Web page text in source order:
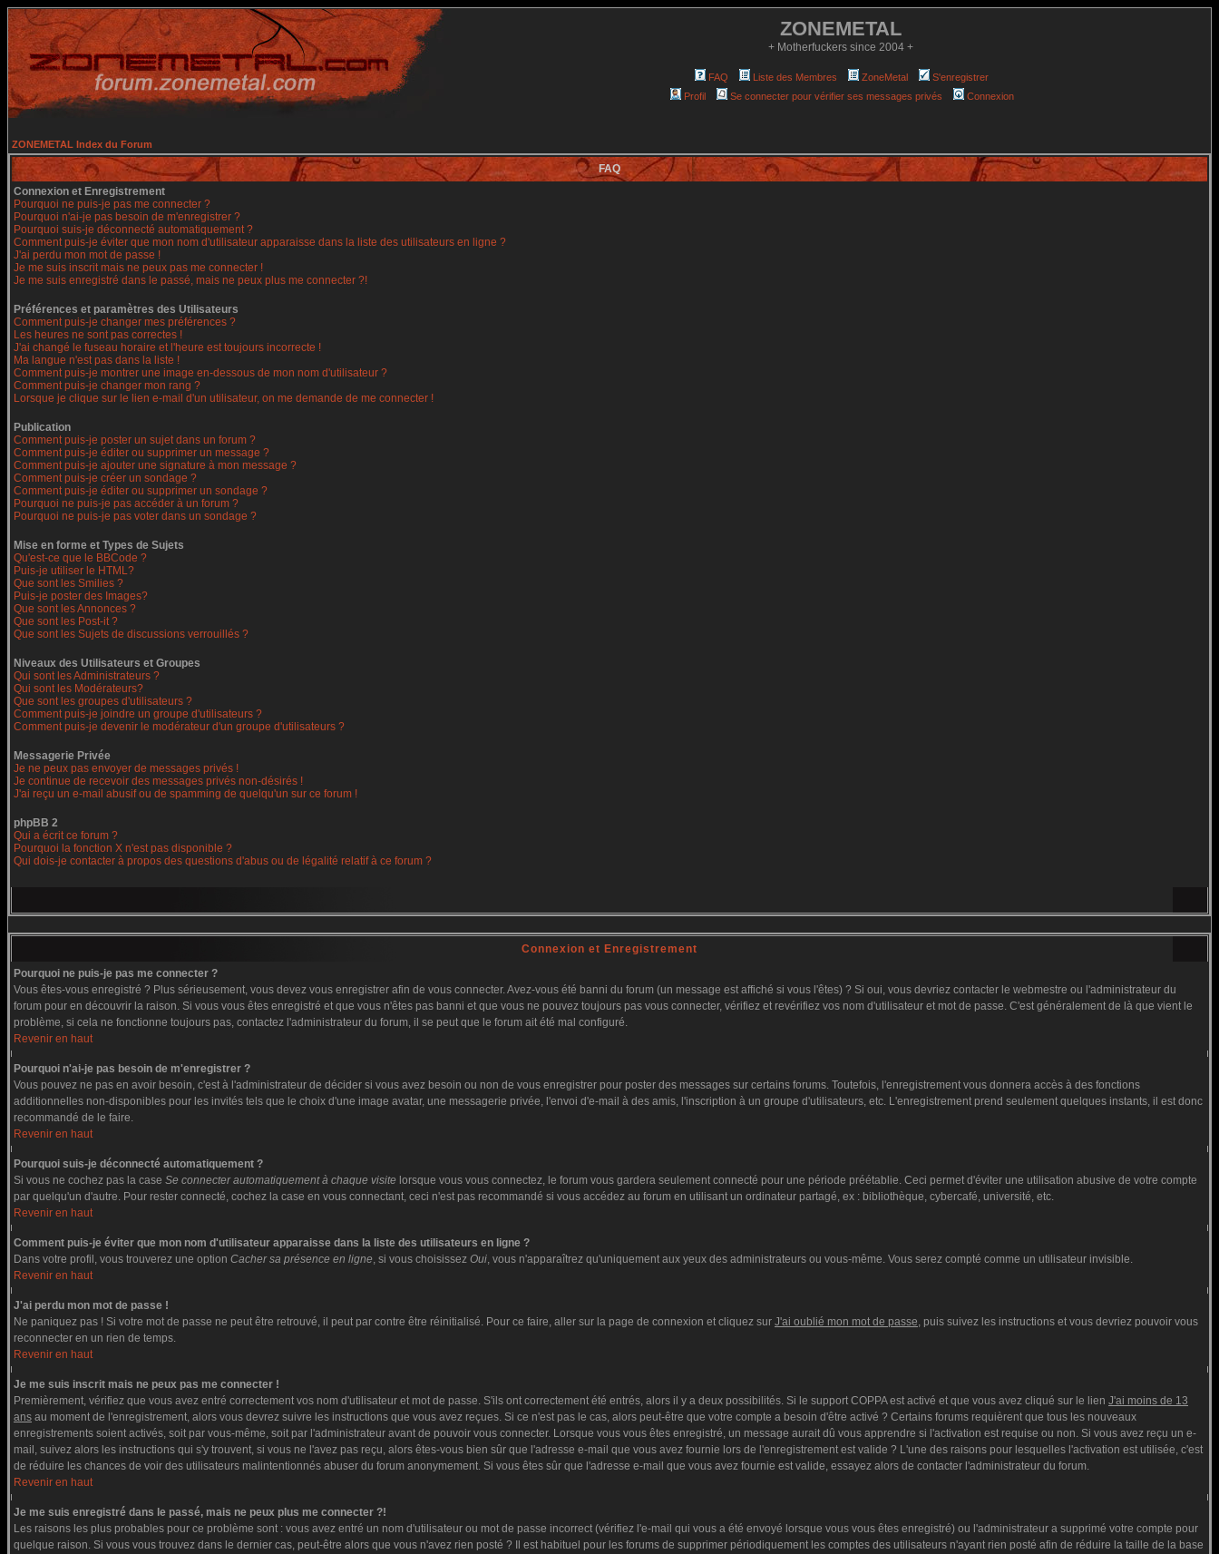
ZONEMETAL
+ Motherfuckers since 2004 +
FAQ Liste des Membres ZoneMetal
S'enregistrer
Profil
Se connecter pour vérifier ses messages privés Connexion
ZONEMETAL Index du Forum
FAQ
Connexion et Enregistrement
Pourquoi ne puis-je pas me connecter ?
Pourquoi n'ai-je pas besoin de m'enregistrer ?
Pourquoi suis-je déconnecté automatiquement ?
Comment puis-je éviter que mon nom d'utilisateur apparaisse dans la liste des utilisateurs en ligne ?
J'ai perdu mon mot de passe !
Je me suis inscrit mais ne peux pas me connecter !
Je me suis enregistré dans le passé, mais ne peux plus me connecter ?!
Préférences et paramètres des Utilisateurs
Comment puis-je changer mes préférences ?
Les heures ne sont pas correctes !
J'ai changé le fuseau horaire et l'heure est toujours incorrecte !
Ma langue n'est pas dans la liste !
Comment puis-je montrer une image en-dessous de mon nom d'utilisateur ?
Comment puis-je changer mon rang ?
Lorsque je clique sur le lien e-mail d'un utilisateur, on me demande de me connecter !
Publication
Comment puis-je poster un sujet dans un forum ?
Comment puis-je éditer ou supprimer un message ?
Comment puis-je ajouter une signature à mon message ?
Comment puis-je créer un sondage ?
Comment puis-je éditer ou supprimer un sondage ?
Pourquoi ne puis-je pas accéder à un forum ?
Pourquoi ne puis-je pas voter dans un sondage ?
Mise en forme et Types de Sujets
Qu'est-ce que le BBCode ?
Puis-je utiliser le HTML?
Que sont les Smilies ?
Puis-je poster des Images?
Que sont les Annonces ?
Que sont les Post-it ?
Que sont les Sujets de discussions verrouillés ?
Niveaux des Utilisateurs et Groupes
Qui sont les Administrateurs ?
Qui sont les Modérateurs?
Que sont les groupes d'utilisateurs ?
Comment puis-je joindre un groupe d'utilisateurs ?
Comment puis-je devenir le modérateur d'un groupe d'utilisateurs ?
Messagerie Privée
Je ne peux pas envoyer de messages privés !
Je continue de recevoir des messages privés non-désirés !
J'ai reçu un e-mail abusif ou de spamming de quelqu'un sur ce forum !
phpBB 2
Qui a écrit ce forum ?
Pourquoi la fonction X n'est pas disponible ?
Qui dois-je contacter à propos des questions d'abus ou de légalité relatif à ce forum ?
Connexion et Enregistrement
Pourquoi ne puis-je pas me connecter ?
Vous êtes-vous enregistré ? Plus sérieusement, vous devez vous enregistrer afin de vous connecter. Avez-vous été banni du forum (un message est affiché si vous l'êtes) ? Si oui, vous devriez contacter le webmestre ou l'administrateur du
forum pour en découvrir la raison. Si vous vous êtes enregistré et que vous n'êtes pas banni et que vous ne pouvez toujours pas vous connecter, vérifiez et revérifiez vos nom d'utilisateur et mot de passe. C'est généralement de là que vient le
problème, si cela ne fonctionne toujours pas, contactez l'administrateur du forum, il se peut que le forum ait été mal configuré.
Revenir en haut
Pourquoi n'ai-je pas besoin de m'enregistrer ?
Vous pouvez ne pas en avoir besoin, c'est à l'administrateur de décider si vous avez besoin ou non de vous enregistrer pour poster des messages sur certains forums. Toutefois, l'enregistrement vous donnera accès à des fonctions
additionnelles non-disponibles pour les invités tels que le choix d'une image avatar, une messagerie privée, l'envoi d'e-mail à des amis, l'inscription à un groupe d'utilisateurs, etc. L'enregistrement prend seulement quelques instants, il est donc
recommandé de le faire.
Revenir en haut
Pourquoi suis-je déconnecté automatiquement ?
Si vous ne cochez pas la case Se connecter automatiquement à chaque visite lorsque vous vous connectez, le forum vous gardera seulement connecté pour une période préétablie. Ceci permet d'éviter une utilisation abusive de votre compte
par quelqu'un d'autre. Pour rester connecté, cochez la case en vous connectant, ceci n'est pas recommandé si vous accédez au forum en utilisant un ordinateur partagé, ex : bibliothèque, cybercafé, université, etc.
Revenir en haut
Comment puis-je éviter que mon nom d'utilisateur apparaisse dans la liste des utilisateurs en ligne ?
Dans votre profil, vous trouverez une option Cacher sa présence en ligne, si vous choisissez Oui, vous n'apparaîtrez qu'uniquement aux yeux des administrateurs ou vous-même. Vous serez compté comme un utilisateur invisible.
Revenir en haut
J'ai perdu mon mot de passe !
Ne paniquez pas ! Si votre mot de passe ne peut être retrouvé, il peut par contre être réinitialisé. Pour ce faire, aller sur la page de connexion et cliquez sur J'ai oublié mon mot de passe, puis suivez les instructions et vous devriez pouvoir vous
reconnecter en un rien de temps.
Revenir en haut
Je me suis inscrit mais ne peux pas me connecter !
Premièrement, vérifiez que vous avez entré correctement vos nom d'utilisateur et mot de passe. S'ils ont correctement été entrés, alors il y a deux possibilités. Si le support COPPA est activé et que vous avez cliqué sur le lien J'ai moins de 13
ans au moment de l'enregistrement, alors vous devrez suivre les instructions que vous avez reçues. Si ce n'est pas le cas, alors peut-être que votre compte a besoin d'être activé ? Certains forums requièrent que tous les nouveaux
enregistrements soient activés, soit par vous-même, soit par l'administrateur avant de pouvoir vous connecter. Lorsque vous vous êtes enregistré, un message aurait dû vous apprendre si l'activation est requise ou non. Si vous avez reçu un e-
mail, suivez alors les instructions qui s'y trouvent, si vous ne l'avez pas reçu, alors êtes-vous bien sûr que l'adresse e-mail que vous avez fournie lors de l'enregistrement est valide ? L'une des raisons pour lesquelles l'activation est utilisée, c'est
de réduire les chances de voir des utilisateurs malintentionnés abuser du forum anonymement. Si vous êtes sûr que l'adresse e-mail que vous avez fournie est valide, essayez alors de contacter l'administrateur du forum.
Revenir en haut
Je me suis enregistré dans le passé, mais ne peux plus me connecter ?!
Les raisons les plus probables pour ce problème sont : vous avez entré un nom d'utilisateur ou mot de passe incorrect (vérifiez l'e-mail qui vous a été envoyé lorsque vous vous êtes enregistré) ou l'administrateur a supprimé votre compte pour
quelque raison. Si vous vous trouvez dans le dernier cas, peut-être alors que vous n'avez rien posté ? Il est habituel pour les forums de supprimer périodiquement les comptes des utilisateurs n'ayant rien posté afin de réduire la taille de la base